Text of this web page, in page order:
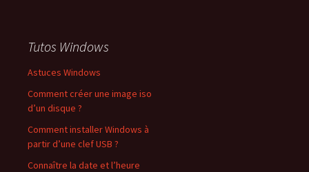
Tutos Windows
Astuces Windows
Comment créer une image iso
d’un disque ?
Comment installer Windows à
partir d’une clef USB ?
Connaître la date et l’heure